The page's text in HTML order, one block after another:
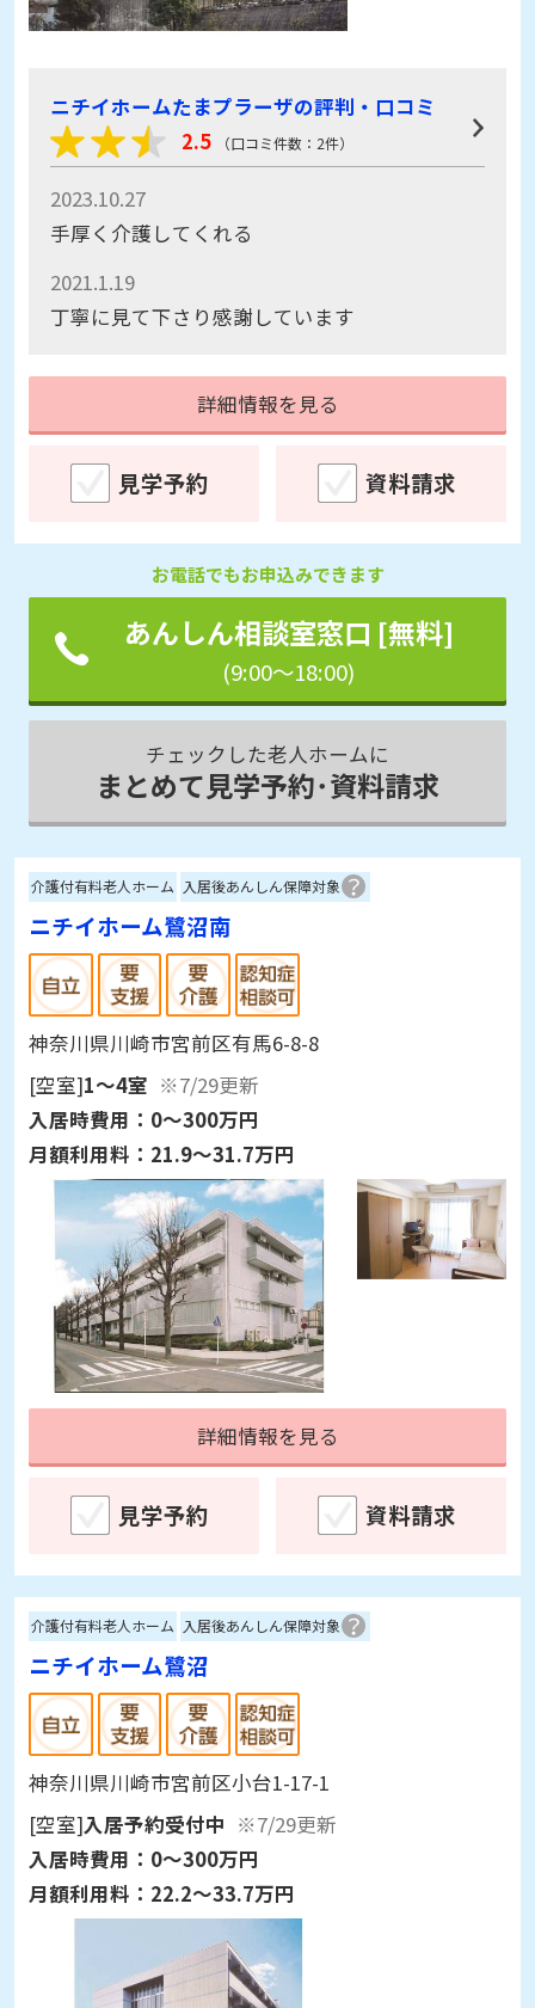
ニチイホームたまプラーザの評判・口コミ
2.5
（口コミ件数：2件）
2023.10.27
手厚く介護してくれる
2021.1.19
丁寧に見て下さり感謝しています
詳細情報を見る
見学予約 資料請求
お電話でもお申込みできます
あんしん相談室窓口 [無料]
(9:00～18:00)
チェックした老人ホームに
まとめて見学予約･資料請求
介護付有料老人ホーム 入居後あんしん保障対象
ニチイホーム鷺沼南
神奈川県川崎市宮前区有馬6-8-8
[空室]1～4室 ※7/29更新
入居時費用： 0～300万円
月額利用料： 21.9～31.7万円
詳細情報を見る
見学予約 資料請求
介護付有料老人ホーム 入居後あんしん保障対象
ニチイホーム鷺沼
神奈川県川崎市宮前区小台1-17-1
[空室]入居予約受付中 ※7/29更新
入居時費用： 0～300万円
月額利用料： 22.2～33.7万円